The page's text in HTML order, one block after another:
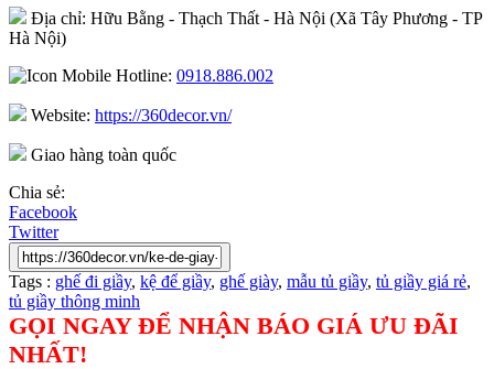
Địa chỉ: Hữu Bằng - Thạch Thất - Hà Nội (Xã Tây Phương - TP
Hà Nội)
Hotline: 0918.886.002
Website: https://360decor.vn/
Giao hàng toàn quốc
Chia sẻ:
Facebook
Twitter
Tags : ghế đi giầy, kệ để giầy, ghế giày, mẫu tủ giầy, tủ giầy giá rẻ,
tủ giầy thông minh
GỌI NGAY ĐỂ NHẬN BÁO GIÁ ƯU ĐÃI
NHẤT!